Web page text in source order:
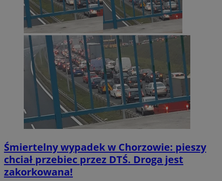
Śmiertelny wypadek w Chorzowie: pieszy
chciał przebiec przez DTŚ. Droga jest
zakorkowana!